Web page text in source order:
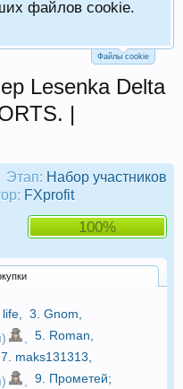
файлов cookie.
Файлы cookie
Lesenka Delta
|
Этап: Набор участников
FXprofit
100%
life 3. Gnom
5. Roman
7. maks131313
9. Прометей;